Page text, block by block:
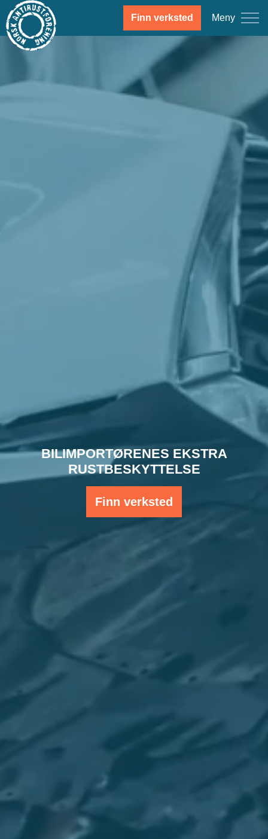
Finn verksted Meny
BILIMPORTØRENES EKSTRA
RUSTBESKYTTELSE
Finn verksted